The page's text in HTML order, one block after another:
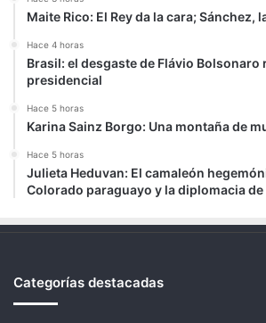
Maite Rico: El Rey da la cara; Sánchez,
Hace 4 horas
Brasil: el desgaste de Flávio
presidencial
Hace 5 horas
Karina Sainz Borgo: Una montaña de
Hace 5 horas
Julieta Heduvan: El camaleón
Colorado paraguayo y la diplomacia
Categorías destacadas